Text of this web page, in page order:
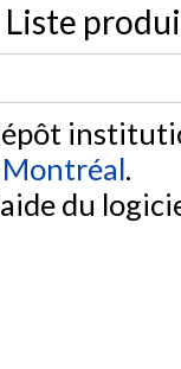
Liste
.
du